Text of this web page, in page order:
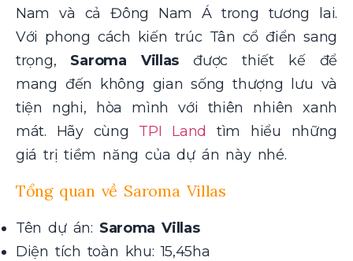
Nam và cả Đông Nam Á trong tương lai.
Với phong cách kiến trúc Tân cổ điển sang
trọng, Saroma Villas được thiết kế để
mang đến không gian sống thượng lưu và
tiện nghi, hòa mình với thiên nhiên xanh
mát. Hãy cùng TPI Land
tìm hiểu những
giá trị tiềm năng của dự án này nhé.
Tổng quan về Saroma Villas
Tên dự án: Saroma Villas
Diện tích toàn khu: 15,45ha